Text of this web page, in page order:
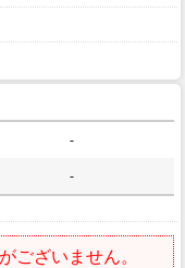
-
-
ございません。